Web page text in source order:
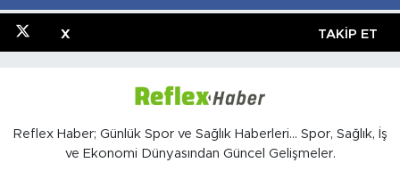
X TAKIP ET
Reflex Haber; Günlük Spor ve Sağlık Haberleri... Spor, Sağlık, İş
ve Ekonomi Dünyasından Güncel Gelişmeler.